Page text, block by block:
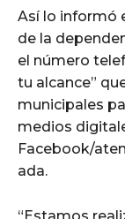
Así lo informó
de la
el número
tu alcance”
municipales
medios
Facebook/
ada.